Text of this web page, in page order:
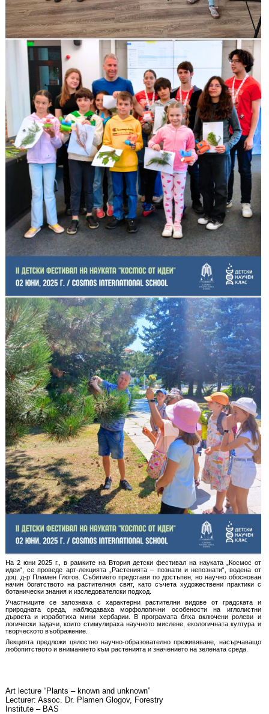
На 2 юни 2025 г., в рамките на Втория детски фестивал на науката „Космос от
идеи“, се проведе арт-лекцията „Растенията – познати и непознати“, водена от
доц. д-р Пламен Глогов. Събитието представи по достъпен, но научно обоснован
начин богатството на растителния свят, като съчета художествени практики с
ботанически знания и изследователски подход.
Участниците се запознаха с характерни растителни видове от градската и
природната среда, наблюдаваха морфологични особености на иглолистни
дървета и изработиха мини хербарии. В програмата бяха включени ролеви и
логически задачи, които стимулираха научното мислене, екологичната култура и
творческото въображение.
Лекцията предложи цялостно научно-образователно преживяване, насърчаващо
любопитството и вниманието към растенията и значението на зелената среда.
Art lecture “Plants – known and unknown”
Lecturer: Assoc. Dr. Plamen Glogov, Forestry
Institute – BAS